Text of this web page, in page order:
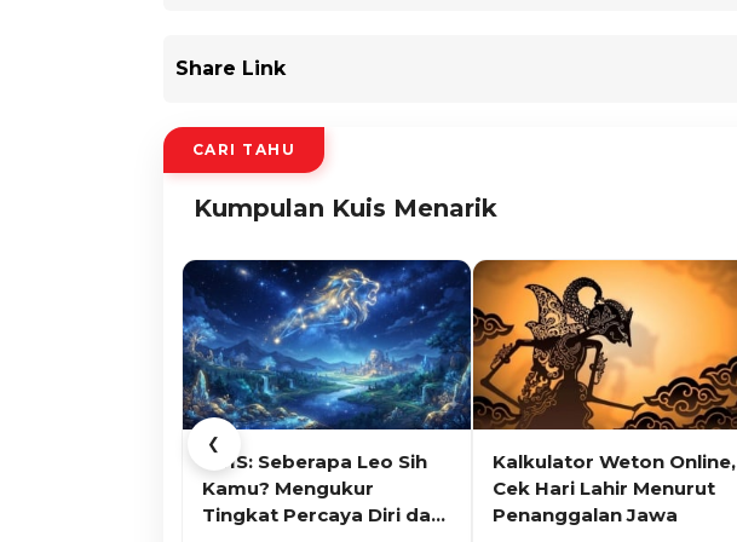
Share Link
CARI TAHU
Kumpulan Kuis Menarik
❮
KUIS: Seberapa Leo Sih
Kamu? Mengukur
Tingkat Percaya Diri dan
Kalkulator Weton Online,
Cek Hari Lahir Menurut
Penanggalan Jawa